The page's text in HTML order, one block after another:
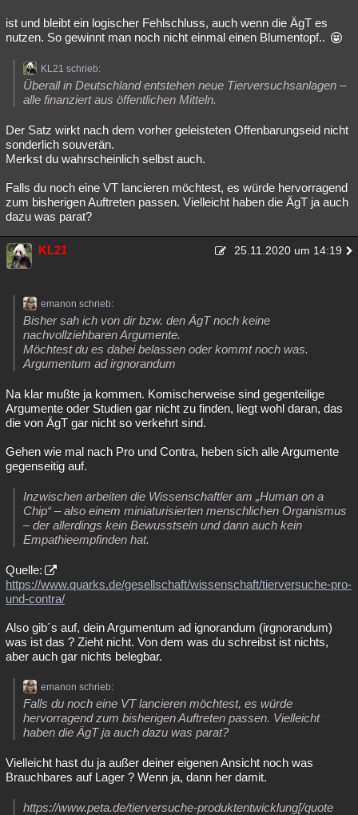
ist und bleibt ein logischer Fehlschluss, auch wenn die ÄgT es
nutzen. So gewinnt man noch nicht einmal einen Blumentopf..
KL21 schrieb:
Überall in Deutschland entstehen neue Tierversuchsanlagen –
alle finanziert aus öffentlichen Mitteln.
Der Satz wirkt nach dem vorher geleisteten Offenbarungseid nicht
sonderlich souverän.
Merkst du wahrscheinlich selbst auch.
Falls du noch eine VT lancieren möchtest, es würde hervorragend
zum bisherigen Auftreten passen. Vielleicht haben die ÄgT ja auch
dazu was parat?
KL21 25.11.2020 um 14:19
emanon schrieb:
Bisher sah ich von dir bzw. den ÄgT noch keine
nachvollziehbaren Argumente.
Möchtest du es dabei belassen oder kommt noch was.
Argumentum ad irgnorandum
Na klar mußte ja kommen. Komischerweise sind gegenteilige
Argumente oder Studien gar nicht zu finden, liegt wohl daran, das
die von ÄgT gar nicht so verkehrt sind.
Gehen wie mal nach Pro und Contra, heben sich alle Argumente
gegenseitig auf.
Inzwischen arbeiten die Wissenschaftler am „Human on a
Chip“ – also einem miniaturisierten menschlichen Organismus
– der allerdings kein Bewusstsein und dann auch kein
Empathieempfinden hat.
Quelle:
https://www.quarks.de/gesellschaft/wissenschaft/tierversuche-pro-
und-contra/
Also gib´s auf, dein Argumentum ad ignorandum (irgnorandum)
was ist das ? Zieht nicht. Von dem was du schreibst ist nichts,
aber auch gar nichts belegbar.
emanon schrieb:
Falls du noch eine VT lancieren möchtest, es würde
hervorragend zum bisherigen Auftreten passen. Vielleicht
haben die ÄgT ja auch dazu was parat?
Vielleicht hast du ja außer deiner eigenen Ansicht noch was
Brauchbares auf Lager ? Wenn ja, dann her damit.
https://www.peta.de/tierversuche-produktentwicklung[/quote